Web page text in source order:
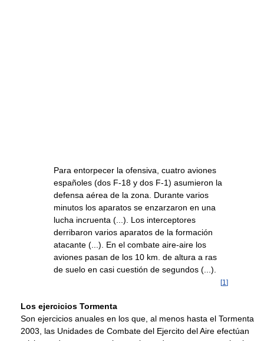
Para entorpecer la ofensiva, cuatro aviones
españoles (dos F-18 y dos F-1) asumieron la
defensa aérea de la zona. Durante varios
minutos los aparatos se enzarzaron en una
lucha incruenta (...). Los interceptores
derribaron varios aparatos de la formación
atacante (...). En el combate aire-aire los
aviones pasan de los 10 km. de altura a ras
de suelo en casi cuestión de segundos (...).
[1 ]
Los ejercicios Tormenta
Son ejercicios anuales en los que, al menos hasta el Tormenta
2003, las Unidades de Combate del Ejercito del Aire efectúan